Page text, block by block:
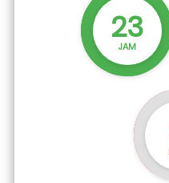
23
JAM